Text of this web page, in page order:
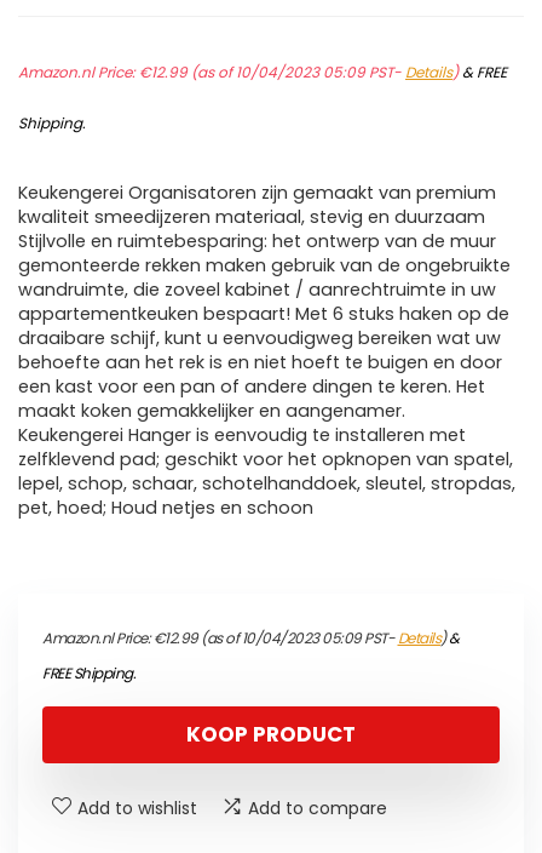
Amazon.nl Price:€12.99(as of 10/04/2023 05:09 PST- Details)&FREE
Shipping.
Keukengerei Organisatoren zijn gemaakt van premium
kwaliteit smeedijzeren materiaal, stevig en duurzaam
Stijlvolle en ruimtebesparing: het ontwerp van de muur
gemonteerde rekken maken gebruik van de ongebruikte
wandruimte, die zoveel kabinet / aanrechtruimte in uw
appartementkeuken bespaart! Met 6 stuks haken op de
draaibare schijf, kunt u eenvoudigweg bereiken wat uw
behoefte aan het rek is en niet hoeft te buigen en door
een kast voor een pan of andere dingen te keren. Het
maakt koken gemakkelijker en aangenamer.
Keukengerei Hanger is eenvoudig te installeren met
zelfklevend pad; geschikt voor het opknopen van spatel,
lepel, schop, schaar, schotelhanddoek, sleutel, stropdas,
pet, hoed; Houd netjes en schoon
Amazon.nl Price:€12.99(as of 10/04/2023 05:09 PST-Details)&
FREE Shipping.
KOOP PRODUCT
Add to wishlist Add to compare